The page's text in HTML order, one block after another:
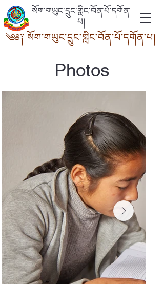
སོག་གཡུང་དྲུང་གླིང་བོན་པོ་དགོན་
པ།
༄༅༑ སོག་གཡུང་དྲུང་གླིང་བོན་པོ་དགོན་པ།
Photos